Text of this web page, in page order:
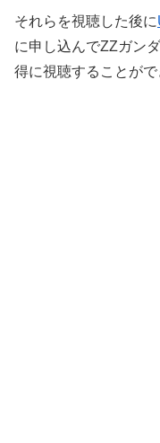
それらを視聴した後に
に申し込んでZZガン
得に視聴することがで